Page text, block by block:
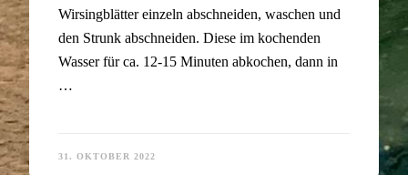
Wirsingblätter einzeln abschneiden, waschen und
den Strunk abschneiden. Diese im kochenden
Wasser für ca. 12-15 Minuten abkochen, dann in
…
31. OKTOBER 2022